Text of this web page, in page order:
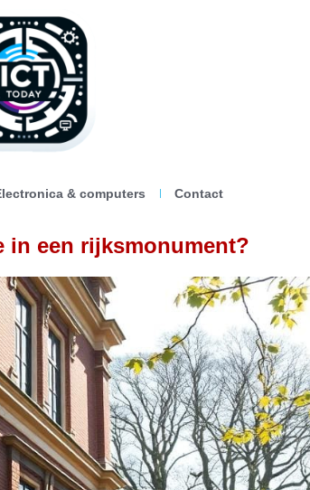
& computers Contact
in een rijksmonument?